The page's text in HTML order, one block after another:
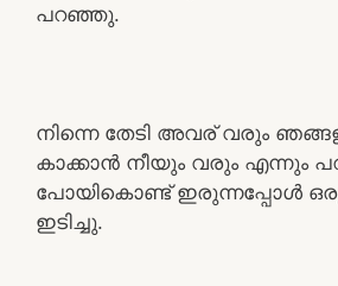
പറഞ്ഞു.
നിന്നെ തേടി അവര് വരും
കാക്കാൻ നീയും വരും എന്നും
പോയികൊണ്ട് ഇരുന്നപ്പോൾ
ഇടിച്ചു.